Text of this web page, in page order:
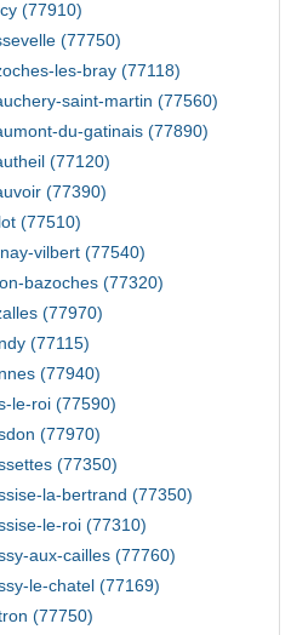
(77910)
(77750)
les-bray (77118)
saint-martin (77560)
du-gatinais (77890)
(77120)
(77390)
(77510)
vilbert (77540)
bazoches (77320)
(77970)
(77115)
(77940)
le-roi (77590)
(77970)
(77350)
la-bertrand (77350)
le-roi (77310)
aux-cailles (77760)
le-chatel (77169)
(77750)